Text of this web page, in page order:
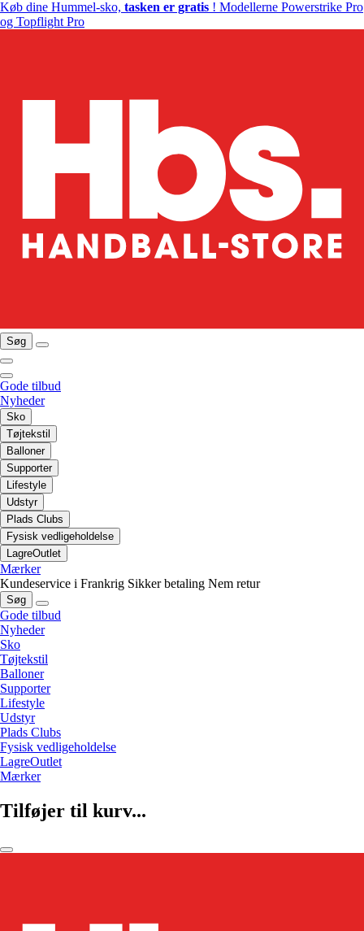
Køb dine Hummel-sko, tasken er gratis ! Modellerne Powerstrike Pro
og Topflight Pro
Søg
Gode tilbud
Nyheder
Sko
Tøjtekstil
Balloner
Supporter
Lifestyle
Udstyr
Plads Clubs
Fysisk vedligeholdelse
LagreOutlet
Mærker
Kundeservice i Frankrig Sikker betaling Nem retur
Søg
Gode tilbud
Nyheder
Sko
Tøjtekstil
Balloner
Supporter
Lifestyle
Udstyr
Plads Clubs
Fysisk vedligeholdelse
LagreOutlet
Mærker
Tilføjer til kurv...